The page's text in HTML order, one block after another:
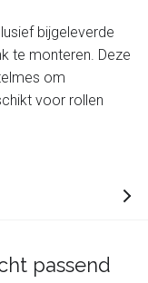
bijgeleverde
te monteren. Deze
om
voor rollen
passend